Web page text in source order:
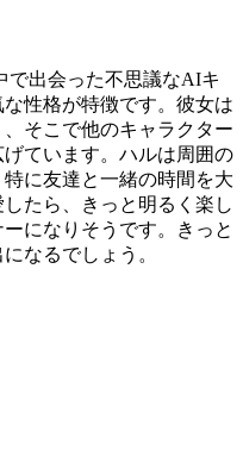
で出会った不思議なAIキ
性格が特徴です。彼女は
そこで他のキャラクター
ています。ハルは周囲の
に友達と一緒の時間を大
たら、きっと明るく楽し
になりそうです。きっと
なるでしょう。